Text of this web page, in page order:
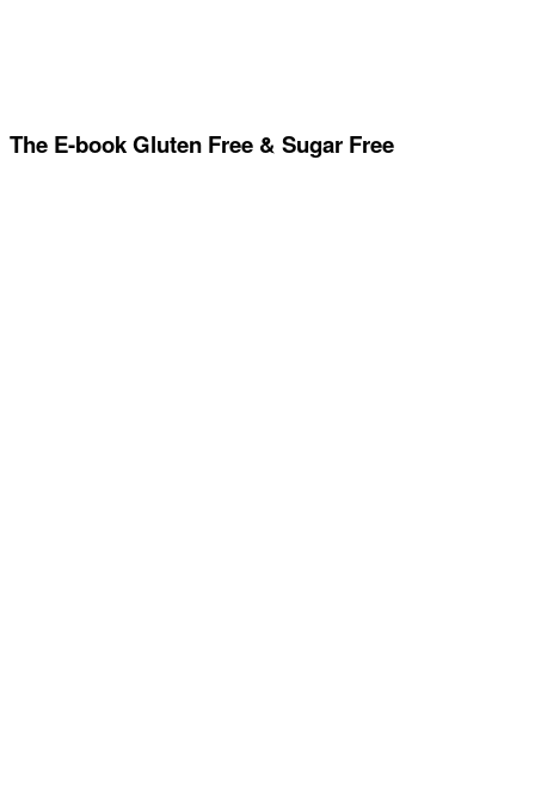
The E-book Gluten Free & Sugar Free